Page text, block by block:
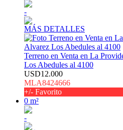
-
MÁS DETALLES
Terreno en Venta en La
Los Abedules al 4100
USD12.000
MLA8424666
+/- Favorito
0 m²
-